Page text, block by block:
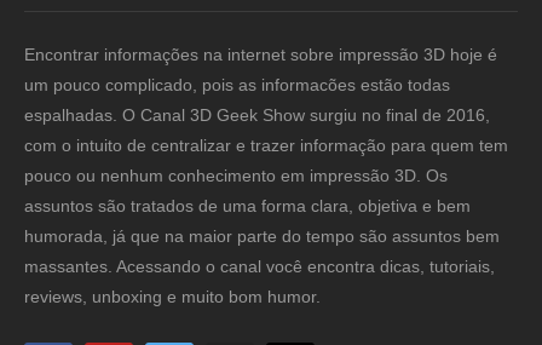
Encontrar informações na internet sobre impressão 3D hoje é
um pouco complicado, pois as informacões estão todas
espalhadas. O Canal 3D Geek Show surgiu no final de 2016,
com o intuito de centralizar e trazer informação para quem tem
pouco ou nenhum conhecimento em impressão 3D. Os
assuntos são tratados de uma forma clara, objetiva e bem
humorada, já que na maior parte do tempo são assuntos bem
massantes. Acessando o canal você encontra dicas, tutoriais,
reviews, unboxing e muito bom humor.